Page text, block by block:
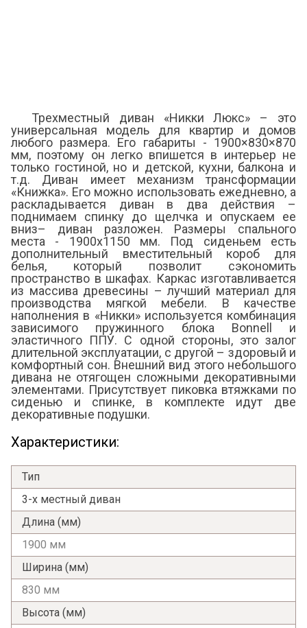
Я ознакомлен сПолитикой в отношении
обработки персональных данных и
согласен на их обработку.
Трехместный диван «Никки Люкс» – это
универсальная модель для квартир и домов
любого размера. Его габариты - 1900×830×870
мм, поэтому он легко впишется в интерьер не
только гостиной, но и детской, кухни, балкона и
т.д. Диван имеет механизм трансформации
«Книжка». Его можно использовать ежедневно, а
раскладывается диван в два действия –
поднимаем спинку до щелчка и опускаем ее
вниз– диван разложен. Размеры спального
места - 1900х1150 мм. Под сиденьем есть
дополнительный вместительный короб для
белья, который позволит сэкономить
пространство в шкафах. Каркас изготавливается
из массива древесины – лучший материал для
производства мягкой мебели. В качестве
наполнения в «Никки» используется комбинация
зависимого пружинного блока Bonnell и
эластичного ППУ. С одной стороны, это залог
длительной эксплуатации, с другой – здоровый и
комфортный сон. Внешний вид этого небольшого
дивана не отягощен сложными декоративными
элементами. Присутствует пиковка втяжками по
сиденью и спинке, в комплекте идут две
декоративные подушки.
Характеристики:
Тип
3-х местный диван
Длина (мм)
1900 мм
Ширина (мм)
830 мм
Высота (мм)